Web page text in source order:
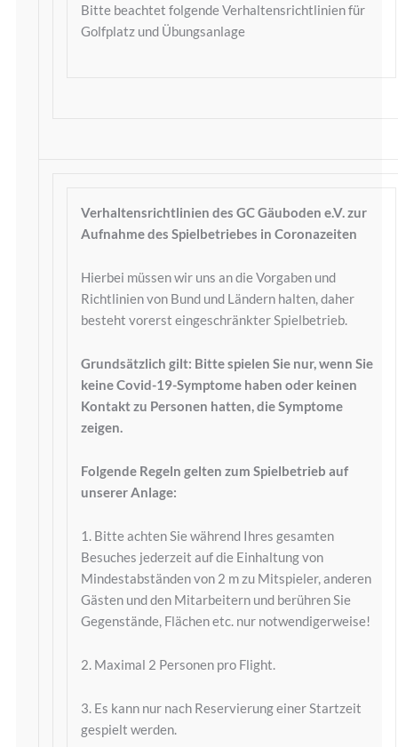
Bitte beachtet folgende Verhaltensrichtlinien für
Golfplatz und Übungsanlage
Verhaltensrichtlinien des GC Gäuboden e.V. zur
Aufnahme des Spielbetriebes in Coronazeiten
Hierbei müssen wir uns an die Vorgaben und
Richtlinien von Bund und Ländern halten, daher
besteht vorerst eingeschränkter Spielbetrieb.
Grundsätzlich gilt: Bitte spielen Sie nur, wenn Sie
keine Covid-19-Symptome haben oder keinen
Kontakt zu Personen hatten, die Symptome
zeigen.
Folgende Regeln gelten zum Spielbetrieb auf
unserer Anlage:
1. Bitte achten Sie während Ihres gesamten
Besuches jederzeit auf die Einhaltung von
Mindestabständen von 2 m zu Mitspieler, anderen
Gästen und den Mitarbeitern und berühren Sie
Gegenstände, Flächen etc. nur notwendigerweise!
2. Maximal 2 Personen pro Flight.
3. Es kann nur nach Reservierung einer Startzeit
gespielt werden.